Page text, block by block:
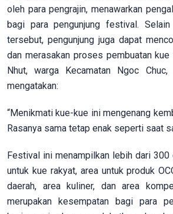
oleh para pengrajin, menawarkan
bagi para pengunjung festival.
tersebut, pengunjung juga dapat
dan merasakan proses pembuatan
Nhut, warga Kecamatan Ngoc
mengatakan:
“Menikmati kue-kue ini mengenang
Rasanya sama tetap enak seperti saat
Festival ini menampilkan lebih dari 300
untuk kue rakyat, area untuk produk
daerah, area kuliner, dan area
merupakan kesempatan bagi para